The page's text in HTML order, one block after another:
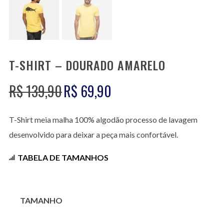
T-SHIRT – DOURADO AMARELO
R$139,90 O
preço
R$ 69,90
T-Shirt meia malha 100% algodão processo de lavagem
desenvolvido para deixar a peça mais confortável.
TABELA DE TAMANHOS
TAMANHO